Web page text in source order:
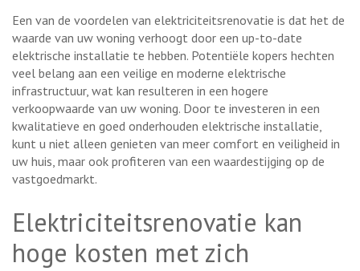
Een van de voordelen van elektriciteitsrenovatie is dat het de
waarde van uw woning verhoogt door een up-to-date
elektrische installatie te hebben. Potentiële kopers hechten
veel belang aan een veilige en moderne elektrische
infrastructuur, wat kan resulteren in een hogere
verkoopwaarde van uw woning. Door te investeren in een
kwalitatieve en goed onderhouden elektrische installatie,
kunt u niet alleen genieten van meer comfort en veiligheid in
uw huis, maar ook profiteren van een waardestijging op de
vastgoedmarkt.
Elektriciteitsrenovatie kan
hoge kosten met zich